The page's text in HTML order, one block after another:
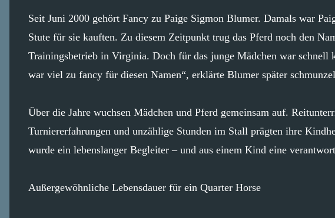
Seit Juni 2000 gehört Fancy zu Paige Sigmon Blumer. Damals war
Stute für sie kauften. Zu diesem Zeitpunkt trug das Pferd noch den
Trainingsbetrieb in Virginia. Doch für das junge Mädchen war schnell
war viel zu fancy für diesen Namen“, erklärte Blumer später
Über die Jahre wuchsen Mädchen und Pferd gemeinsam auf.
Turniererfahrungen und unzählige Stunden im Stall prägten ihre
wurde ein lebenslanger Begleiter – und aus einem Kind eine
Außergewöhnliche Lebensdauer für ein Quarter Horse